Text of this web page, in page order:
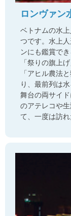
ロンヴァン
ベトナムの水
つです。水上
ンにも鑑賞で
「祭りの旗上
「アヒル農法
り、最前列は
舞台の両サイ
のアテレコや
て、一度は訪れ